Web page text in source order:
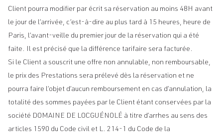
Client pourra modifier par écrit sa réservation au moins 48H avant
le jour de l’arrivée, c’est-à-dire au plus tard à 15 heures, heure de
Paris, l’avant-veille du premier jour de la réservation qui a été
faite. Il est précisé que la différence tarifaire sera facturée.
Si le Client a souscrit une offre non annulable, non remboursable,
le prix des Prestations sera prélevé dès la réservation et ne
pourra faire l’objet d’aucun remboursement en cas d’annulation, la
totalité des sommes payées par le Client étant conservées par la
société DOMAINE DE LOCGUÉNOLÉ à titre d’arrhes au sens des
articles 1590 du Code civil et L. 214-1 du Code de la